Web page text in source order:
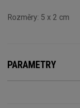
Rozměry: 5 x 2 cm
PARAMETRY